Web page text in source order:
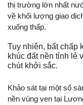
thị trường lớn nhất
về khối lượng giao
xuống thấp.
Tuy nhiên, bất chấp
khúc đất nền tỉnh lẻ
chút khởi sắc.
Khảo sát tại một số
nền vùng ven tại